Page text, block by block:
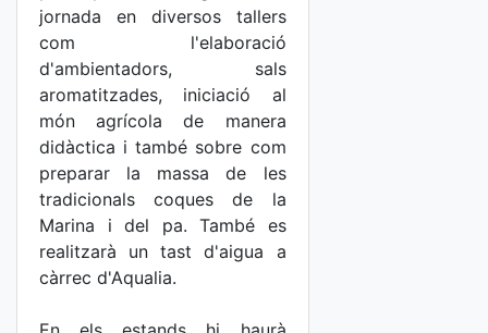
jornada en diversos tallers
com l'elaboració
d'ambientadors, sals
aromatitzades, iniciació al
món agrícola de manera
didàctica i també sobre com
preparar la massa de les
tradicionals coques de la
Marina i del pa. També es
realitzarà un tast d'aigua a
càrrec d'Aqualia.